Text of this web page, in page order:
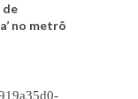
no metrô